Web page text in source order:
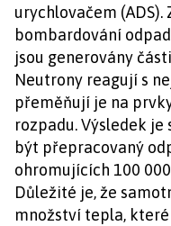
urychlovačem (ADS).
bombardování
jsou generovány
Neutrony reagují s
přeměňují je na
rozpadu. Výsledek
být přepracovaný
ohromujících 100
Důležité je, že
množství tepla,